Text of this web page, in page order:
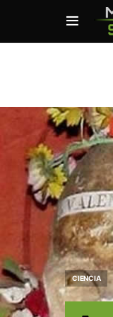
CIENCIA